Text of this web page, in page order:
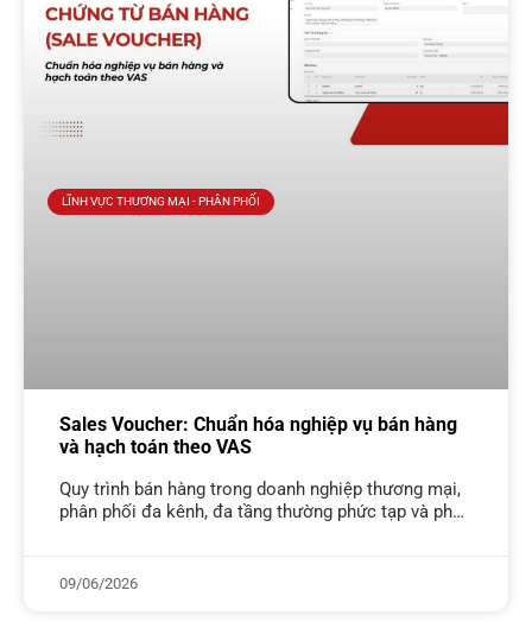
LĨNH VỰC THƯƠNG MẠI - PHÂN PHỐI
Sales Voucher: Chuẩn hóa nghiệp vụ bán hàng
và hạch toán theo VAS
Quy trình bán hàng trong doanh nghiệp thương mại,
phân phối đa kênh, đa tầng thường phức tạp và phụ
09/06/2026